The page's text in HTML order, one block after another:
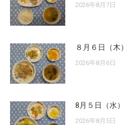
2026年8月7日
８月６日（木）
2026年8月6日
8月５日（水）
2026年8月5日